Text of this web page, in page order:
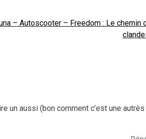
– Autoscooter – Freedom : Le chemin
un aussi (bon comment c’est une autrès